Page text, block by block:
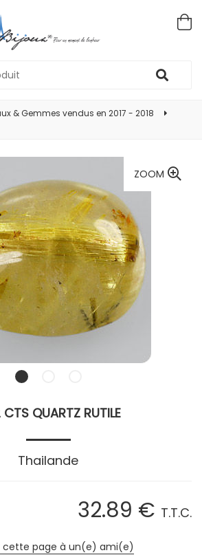
& Gemmes vendus en 2017 - 2018
ZOOM
QUARTZ RUTILE
Thailande
32.89 € T.T.C.
cette page à un(e) ami(e)